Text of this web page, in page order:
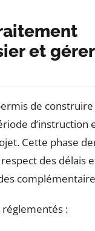
et
de
d’instruction
Cette phase
des délais
: